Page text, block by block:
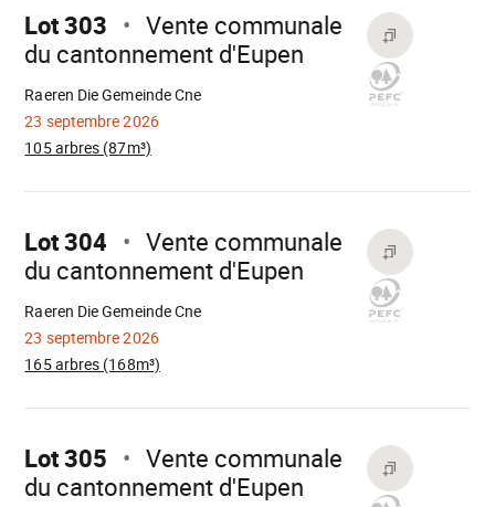
Lot 303
Vente communale
du cantonnement d'Eupen
23 septembre 2026
Raeren Die Gemeinde Cne
105 arbres (87m³)
Chargement
Aller
Lot 304
Vente communale
du cantonnement d'Eupen
23 septembre 2026
Raeren Die Gemeinde Cne
165 arbres (168m³)
Chargement
Aller
Lot 305
Vente communale
du cantonnement d'Eupen
Chargement